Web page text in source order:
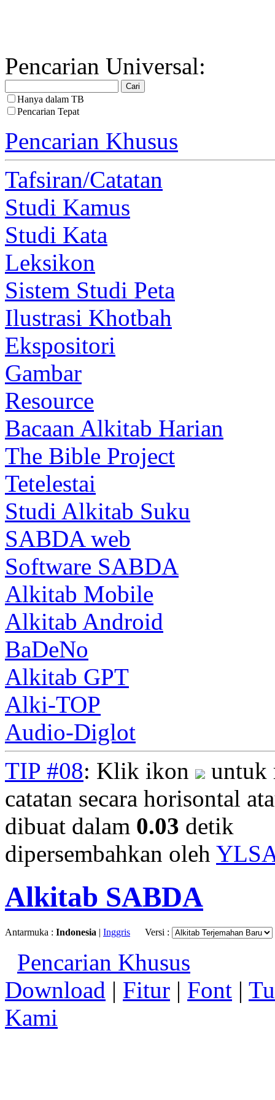
Pencarian Universal:
Hanya dalam TB
Pencarian Tepat
Pencarian Khusus
Tafsiran/Catatan
Studi Kamus
Studi Kata
Leksikon
Sistem Studi Peta
Ilustrasi Khotbah
Ekspositori
Gambar
Resource
Bacaan Alkitab Harian
The Bible Project
Tetelestai
Studi Alkitab Suku
SABDA web
Software SABDA
Alkitab Mobile
Alkitab Android
BaDeNo
Alkitab GPT
Alki-TOP
Audio-Diglot
TIP #08: Klik ikon
untuk
catatan secara horisontal
dibuat dalam 0.03 detik
dipersembahkan oleh
Alkitab SABDA
Antarmuka : Indonesia | Inggris Versi :
Pencarian Khusus
Download | Fitur | Font |
Kami